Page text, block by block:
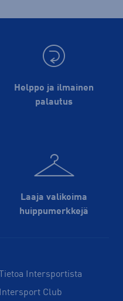
Helppo ja ilmainen
palautus
Laaja valikoima
huippu­merkkejä
Tietoa Intersportista
Intersport Club